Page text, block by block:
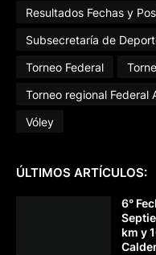
Resultados Fechas y
Subsecretaría de
Torneo Federal
Torneo regional Federal
Vóley
ÚLTIMOS ARTÍCULOS:
6°
km y